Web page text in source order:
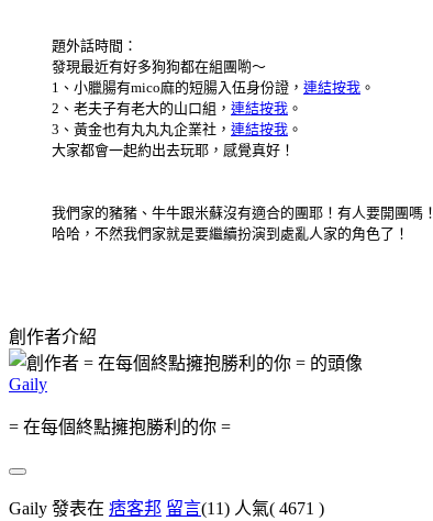
題外話時間：
發現最近有好多狗狗都在組團喲～
1、小臘腸有mico麻的短腸入伍身份證， 連結按我 。
2、老夫子有老大的山口組， 連結按我 。
3、黃金也有丸丸丸企業社， 連結按我 。
大家都會一起約出去玩耶，感覺真好！
我們家的豬豬、牛牛跟米蘇沒有適合的團耶！有人要開團嗎！
哈哈，不然我們家就是要繼續扮演到處亂人家的角色了！
創作者介紹
Gaily
= 在每個終點擁抱勝利的你 =
Gaily 發表在 痞客邦 留言(11) 人氣( 4671 )